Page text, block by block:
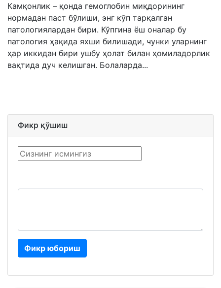
Камқонлик – қонда гемоглобин миқдорининг
нормадан паст бўлиши, энг кўп тарқалган
патологиялардан бири. Кўпгина ёш оналар бу
патология ҳақида яхши билишади, чунки уларнинг
ҳар иккидан бири ушбу ҳолат билан ҳомиладорлик
вақтида дуч келишган. Болаларда...
Фикр қўшиш
Фикр юбориш